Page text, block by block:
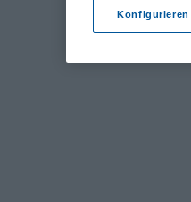
Konfigurieren